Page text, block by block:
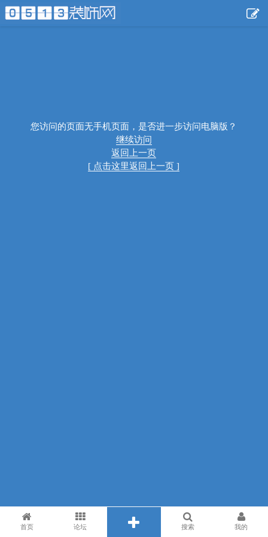
您访问的页面无手机页面，是否进一步访问电脑版？
继续访问
返回上一页
[ 点击这里返回上一页 ]
首页 论坛 搜索 我的